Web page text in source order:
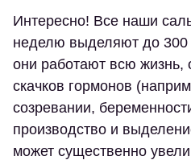
Интересно! Все наши
неделю выделяют до 300
они работают всю жизнь,
скачков гормонов
созревании,
производство и
может существенно